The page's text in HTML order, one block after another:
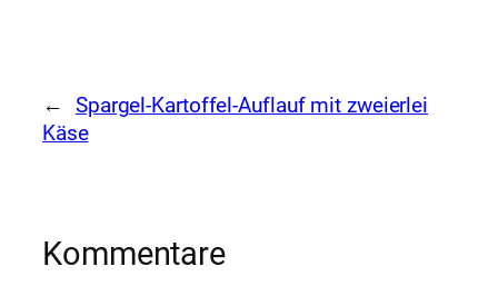
←
Spargel-Kartoffel-Auflauf mit zweierlei
Käse
Kommentare